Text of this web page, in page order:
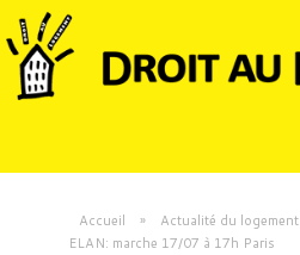
Accueil » Actualité du logement
ELAN: marche 17/07 à 17h Paris